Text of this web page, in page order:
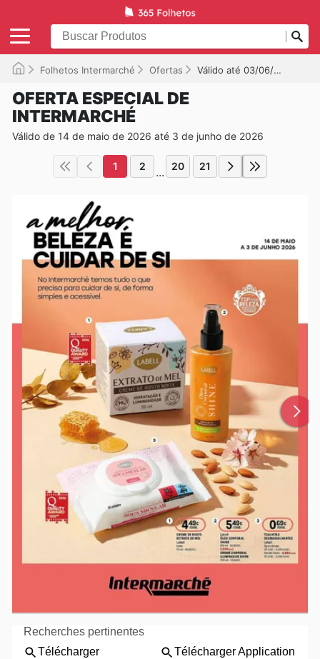
Folhetos Intermarché Ofertas Válido até 03/06/2026
OFERTA ESPECIAL DE
INTERMARCHÉ
Válido de 14 de maio de 2026 até 3 de junho de 2026
1 2 ... 20 21